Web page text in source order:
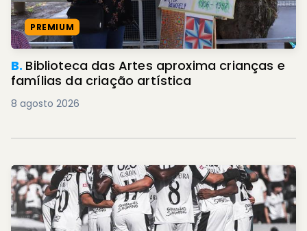
PREMIUM
B. Biblioteca das Artes aproxima crianças e
famílias da criação artística
8 agosto 2026